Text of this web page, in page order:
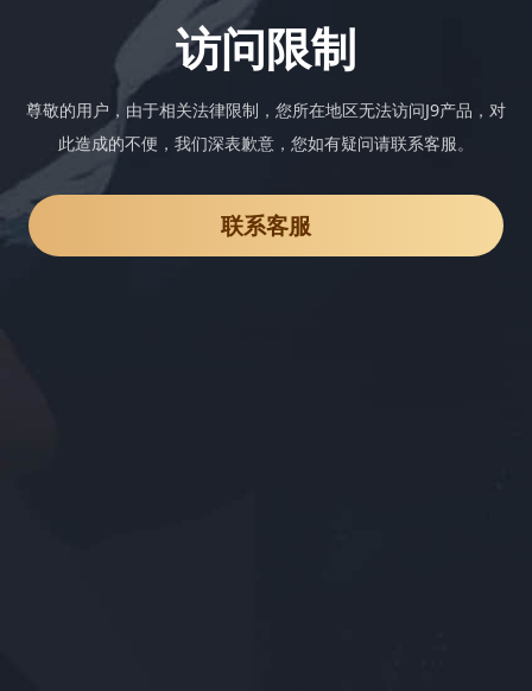
访问限制
尊敬的用户，由于相关法律限制，您所在地区无法访问J9产品，对
此造成的不便，我们深表歉意，您如有疑问请联系客服。
联系客服